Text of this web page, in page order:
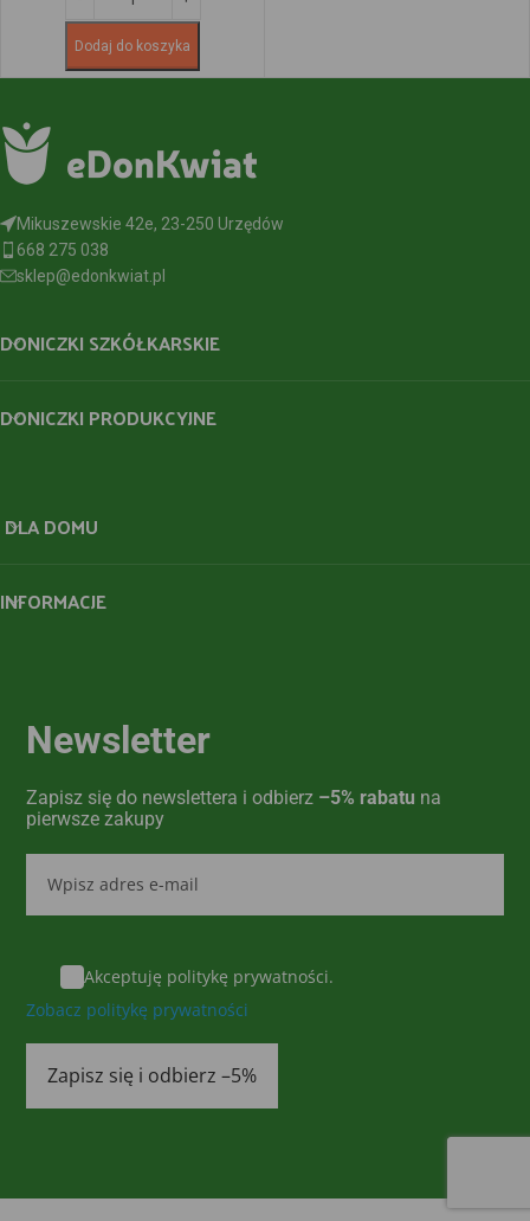
Dodaj do koszyka
Mikuszewskie 42e, 23-250 Urzędów
668 275 038
sklep@edonkwiat.pl
DONICZKI SZKÓŁKARSKIE
DONICZKI PRODUKCYJNE
DLA DOMU
INFORMACJE
Newsletter
Zapisz się do newslettera i odbierz –5% rabatu na
pierwsze zakupy
Akceptuję politykę prywatności.
Zobacz politykę prywatności
Zapisz się i odbierz –5%